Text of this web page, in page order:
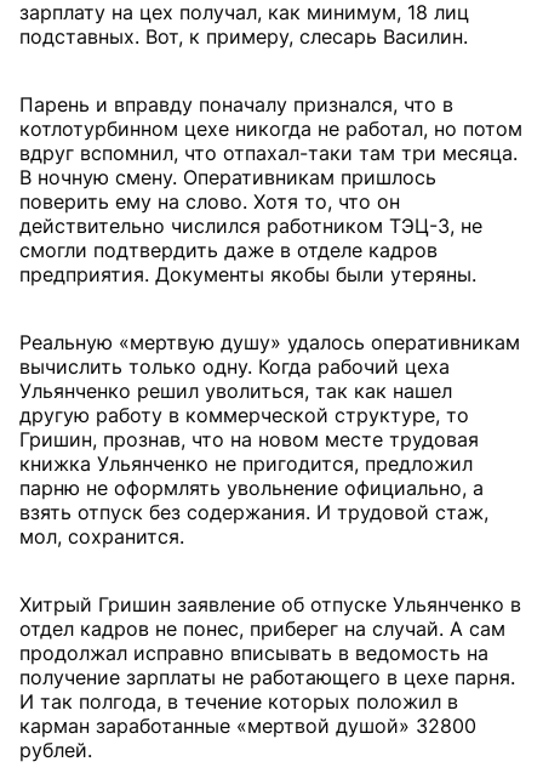
зарплату на цех получал, как минимум, 18 лиц
подставных. Вот, к примеру, слесарь Василин.
Парень и вправду поначалу признался, что в
котлотурбинном цехе никогда не работал, но потом
вдруг вспомнил, что отпахал-таки там три месяца.
В ночную смену. Оперативникам пришлось
поверить ему на слово. Хотя то, что он
действительно числился работником ТЭЦ-3, не
смогли подтвердить даже в отделе кадров
предприятия. Документы якобы были утеряны.
Реальную «мертвую душу» удалось оперативникам
вычислить только одну. Когда рабочий цеха
Ульянченко решил уволиться, так как нашел
другую работу в коммерческой структуре, то
Гришин, прознав, что на новом месте трудовая
книжка Ульянченко не пригодится, предложил
парню не оформлять увольнение официально, а
взять отпуск без содержания. И трудовой стаж,
мол, сохранится.
Хитрый Гришин заявление об отпуске Ульянченко в
отдел кадров не понес, приберег на случай. А сам
продолжал исправно вписывать в ведомость на
получение зарплаты не работающего в цехе парня.
И так полгода, в течение которых положил в
карман заработанные «мертвой душой» 32800
рублей.